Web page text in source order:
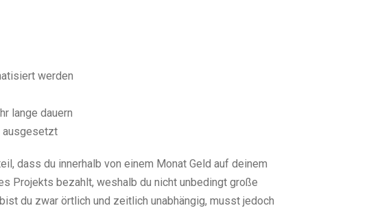
werden
lange dauern
ausgesetzt
dass du innerhalb von einem Monat Geld auf deinem
Projekts bezahlt, weshalb du nicht unbedingt große
du zwar örtlich und zeitlich unabhängig, musst jedoch